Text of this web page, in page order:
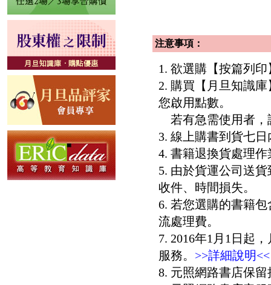
注意事項：
1. 欲選購【按篇列
2. 購買【月旦知識
您啟用點數。
若有急需使用者，
3. 線上購書到貨七
4. 書籍退換貨處理
5. 由於貨運公司送
收件、時間損失。
6. 若您選購的書籍
流處理費。
7. 2016年1月1日起
服務。 >>詳細說明<<
8. 元照網路書店保